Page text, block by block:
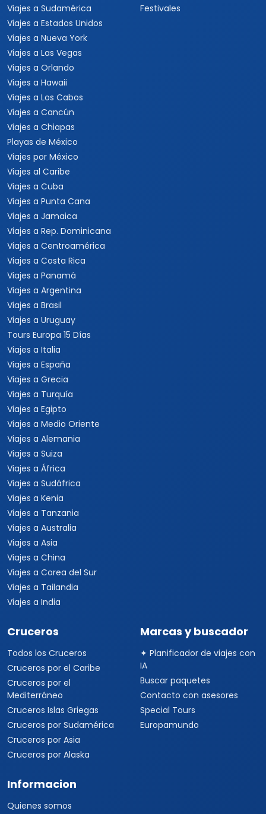
Viajes a Sudamérica
Viajes a Estados Unidos
Viajes a Nueva York
Viajes a Las Vegas
Viajes a Orlando
Viajes a Hawaii
Viajes a Los Cabos
Viajes a Cancún
Viajes a Chiapas
Playas de México
Viajes por México
Viajes al Caribe
Viajes a Cuba
Viajes a Punta Cana
Viajes a Jamaica
Viajes a Rep. Dominicana
Viajes a Centroamérica
Viajes a Costa Rica
Viajes a Panamá
Viajes a Argentina
Viajes a Brasil
Viajes a Uruguay
Tours Europa 15 Días
Viajes a Italia
Viajes a España
Viajes a Grecia
Viajes a Turquía
Viajes a Egipto
Viajes a Medio Oriente
Viajes a Alemania
Viajes a Suiza
Viajes a África
Viajes a Sudáfrica
Viajes a Kenia
Viajes a Tanzania
Viajes a Australia
Viajes a Asia
Viajes a China
Viajes a Corea del Sur
Viajes a Tailandia
Viajes a India
Festivales
Cruceros
Todos los Cruceros
Cruceros por el Caribe
Cruceros por el
Mediterráneo
Cruceros Islas Griegas
Cruceros por Sudamérica
Cruceros por Asia
Cruceros por Alaska
Marcas y buscador
✦ Planificador de viajes con
IA
Buscar paquetes
Contacto con asesores
Special Tours
Europamundo
Informacion
Quienes somos